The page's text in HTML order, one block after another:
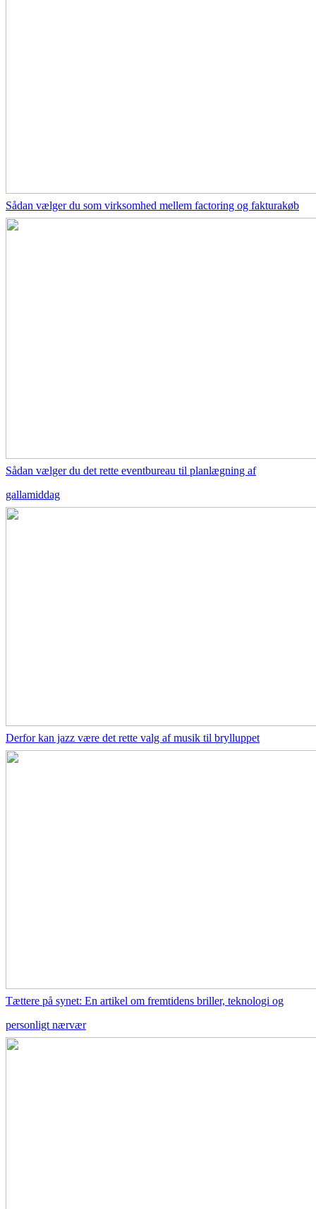
Sådan vælger du som virksomhed mellem factoring og fakturakøb
Sådan vælger du det rette eventbureau til planlægning af
gallamiddag
Derfor kan jazz være det rette valg af musik til brylluppet
Tættere på synet: En artikel om fremtidens briller, teknologi og
personligt nærvær